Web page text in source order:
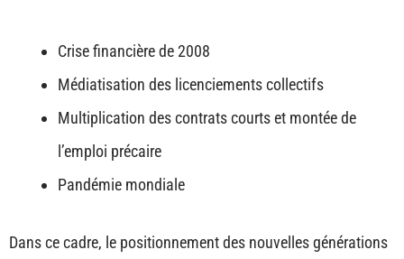
Crise financière de 2008
Médiatisation des licenciements collectifs
Multiplication des contrats courts et montée de
l’emploi précaire
Pandémie mondiale
Dans ce cadre, le positionnement des nouvelles générations